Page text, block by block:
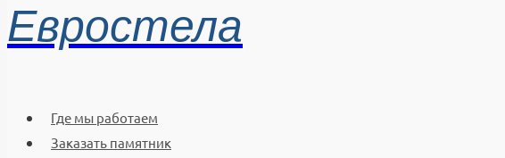
Евростела
Где мы работаем
Заказать памятник